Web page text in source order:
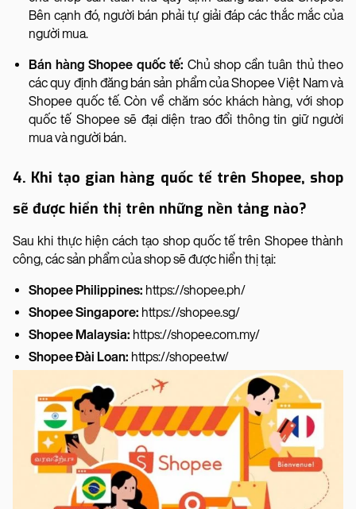
Bên cạnh đó, người bán phải tự giải đáp các thắc mắc của
người mua.
Bán hàng Shopee quốc tế: Chủ shop cần tuân thủ theo
các quy định đăng bán sản phẩm của Shopee Việt Nam và
Shopee quốc tế. Còn về chăm sóc khách hàng, với shop
quốc tế Shopee sẽ đại diện trao đổi thông tin giữ người
mua và người bán.
4. Khi tạo gian hàng quốc tế trên Shopee, shop
sẽ được hiển thị trên những nền tảng nào?
Sau khi thực hiện cách tạo shop quốc tế trên Shopee thành
công, các sản phẩm của shop sẽ được hiển thị tại:
Shopee Philippines: https://shopee.ph/
Shopee Singapore: https://shopee.sg/
Shopee Malaysia: https://shopee.com.my/
Shopee Đài Loan: https://shopee.tw/